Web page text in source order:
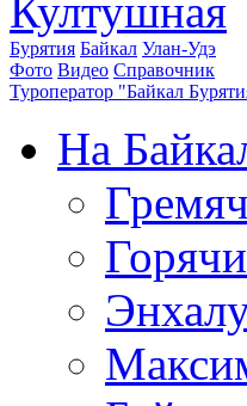
Култушная
Бурятия Байкал Улан-Удэ
Фото Видео Справочник
Туроператор "Байкал
На